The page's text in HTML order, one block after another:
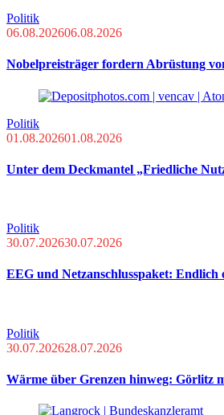
Politik
06.08.202606.08.2026
Nobelpreisträger fordern Abrüstung
Politik
01.08.202601.08.2026
Unter dem Deckmantel „Friedliche
Politik
30.07.202630.07.2026
EEG und Netzanschlusspaket: Endlich
Politik
30.07.202628.07.2026
Wärme über Grenzen hinweg: Görlitz